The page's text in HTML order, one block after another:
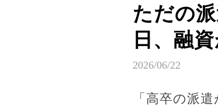
ただの
日、融
2026/06/22
「高卒の派